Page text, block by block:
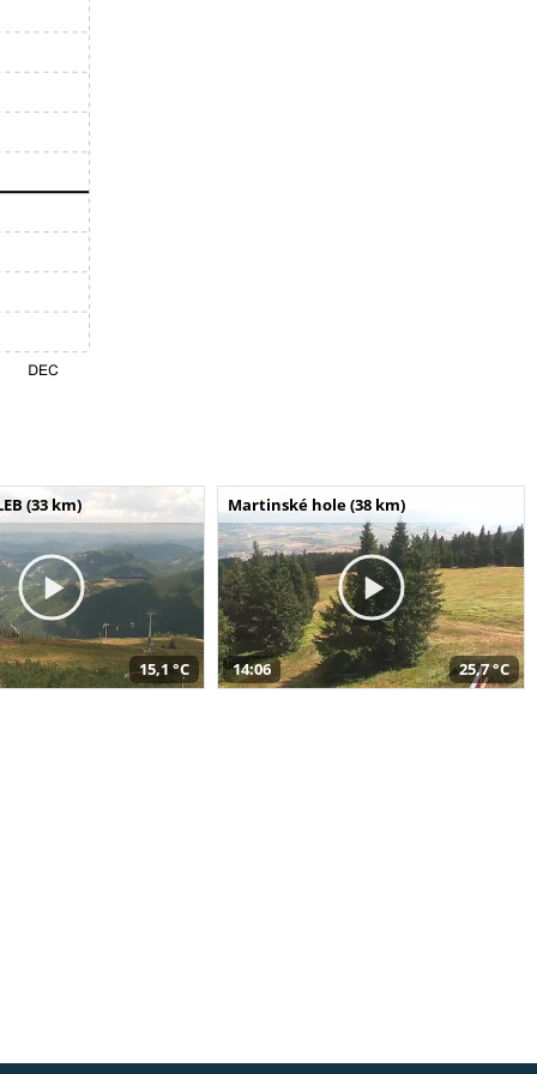
(33 km)
15,1 °C
Martinské hole (38 km)
14:06 25,7 °C